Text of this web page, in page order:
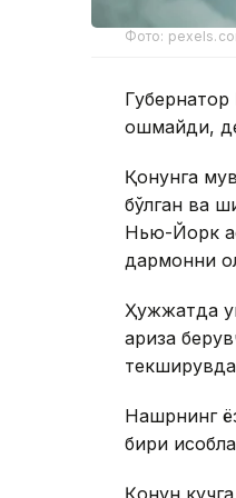
Фото:
ошмайди,
Қонунга
бўлган ва
Нью-Йорк
дармонни
Ҳужжатда
ариза
Нашрнинг
бири